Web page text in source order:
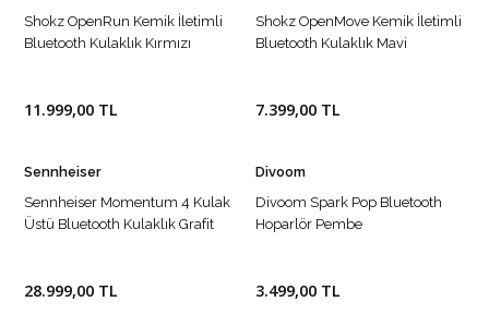
Shokz OpenRun Kemik İletimli
Bluetooth Kulaklık Kırmızı
11.999,00 TL
Shokz OpenMove Kemik İletimli
Bluetooth Kulaklık Mavi
7.399,00 TL
Sennheiser
Sennheiser Momentum 4 Kulak
Üstü Bluetooth Kulaklık Grafit
28.999,00 TL
Divoom
Divoom Spark Pop Bluetooth
Hoparlör Pembe
3.499,00 TL